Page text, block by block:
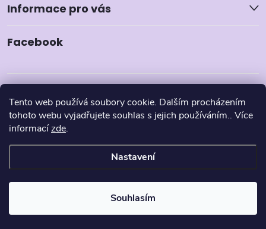
Tento web používá soubory cookie. Dalším procházením
tohoto webu vyjadřujete souhlas s jejich používáním.. Více
informacízde.
Nastavení
Souhlasím
Informace pro vás
Facebook
Copyright 2026Pyzamka.cz. Všechna práva vyhrazena.